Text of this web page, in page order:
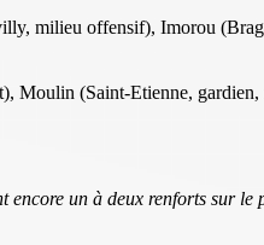
milieu offensif), Imorou
Moulin (Saint-Etienne,
un à deux renforts sur le